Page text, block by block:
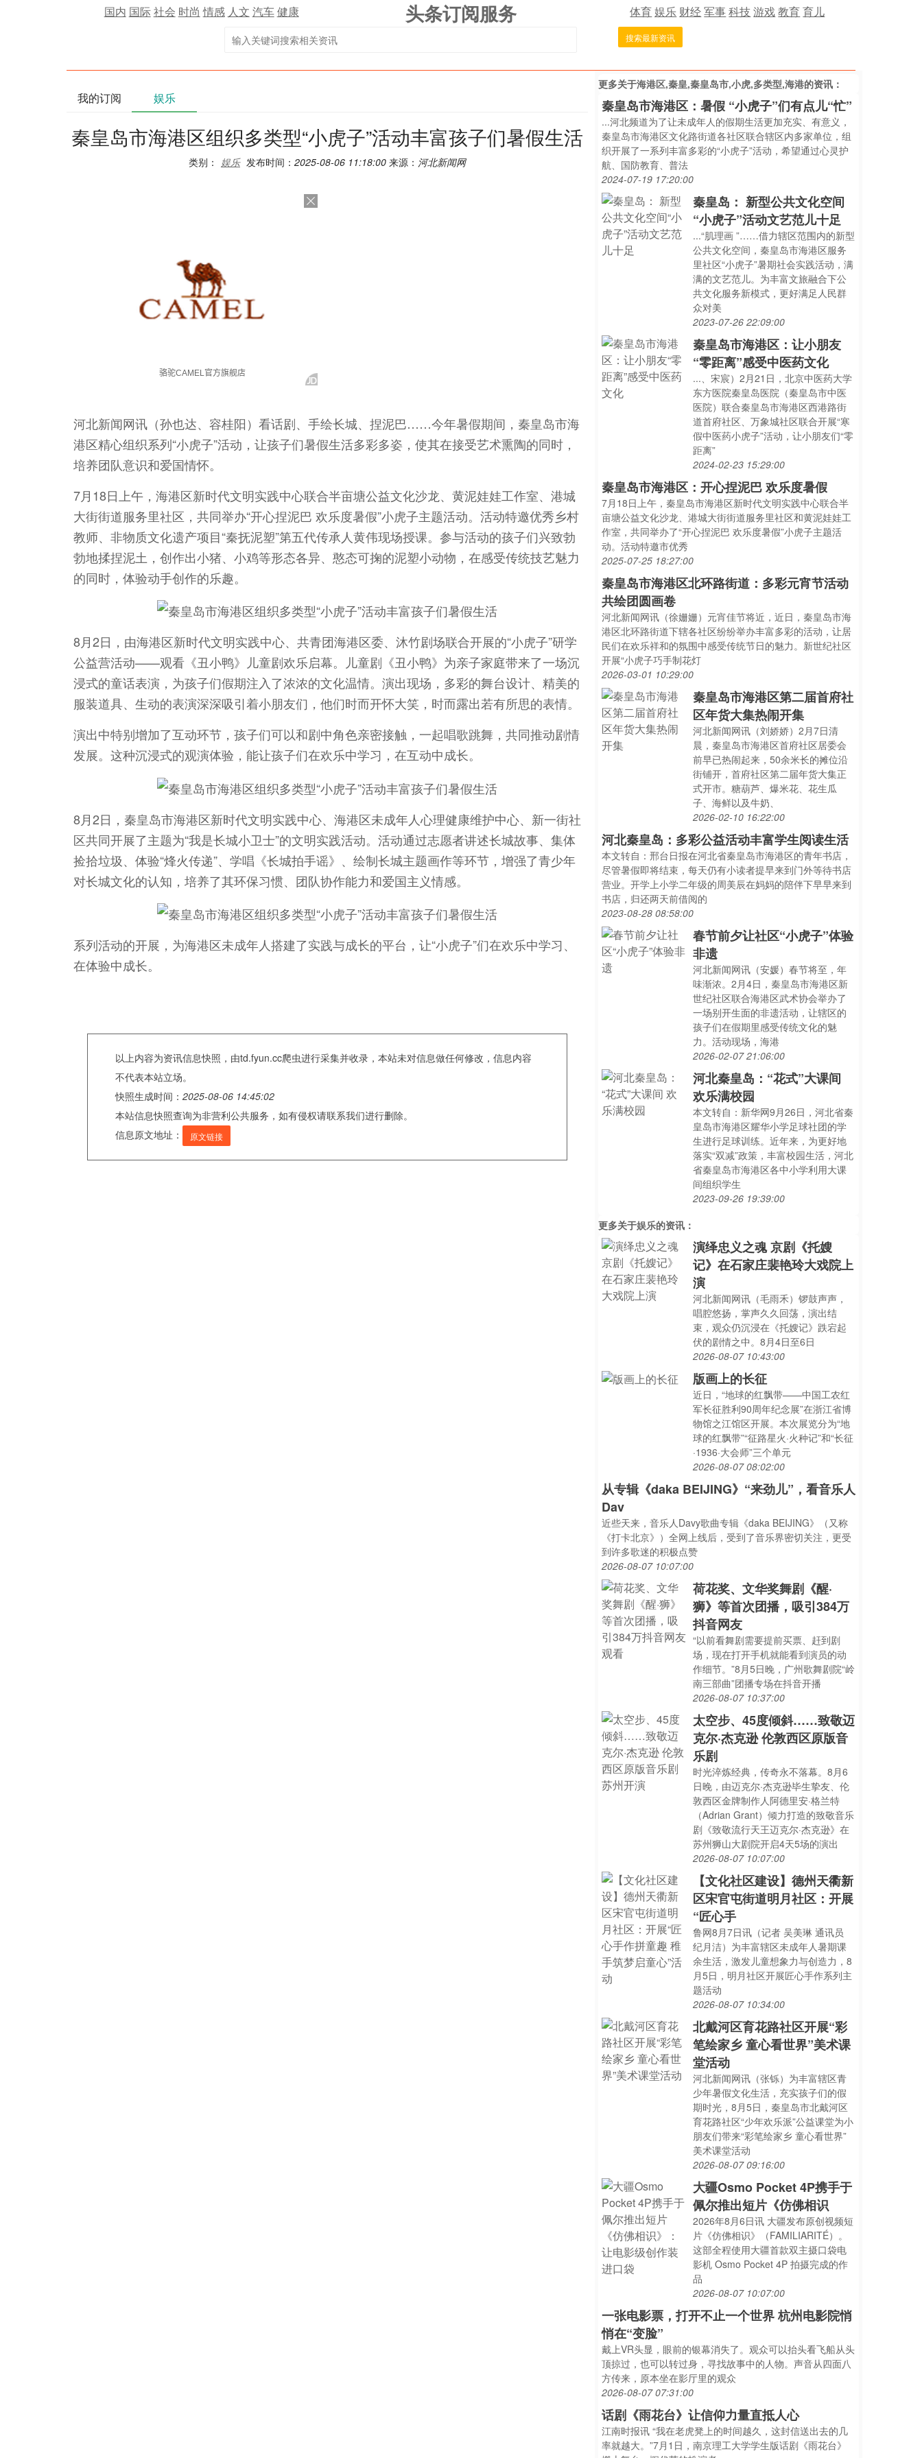
国内 国际社会 时尚 情感 人文 汽车健康 头条订阅服务 体育娱乐 财经军事科技游戏教育育儿
搜索最新资讯
我的订阅 娱乐
秦皇岛市海港区组织多类型“小虎子”活动丰富孩子们暑假生活
类别： 娱乐 发布时间： 2025-08-06 11:18:00 来源： 河北新闻网
河北新闻网讯（孙也达、容桂阳）看话剧、手绘长城、捏泥巴……今年暑假期间，秦皇岛市海
港区精心组织系列“小虎子”活动，让孩子们暑假生活多彩多姿，使其在接受艺术熏陶的同时，
培养团队意识和爱国情怀。
7月18日上午，海港区新时代文明实践中心联合半亩塘公益文化沙龙、黄泥娃娃工作室、港城
大街街道服务里社区，共同举办“开心捏泥巴 欢乐度暑假”小虎子主题活动。活动特邀优秀乡村
教师、非物质文化遗产项目“秦抚泥塑”第五代传承人黄伟现场授课。参与活动的孩子们兴致勃
勃地揉捏泥土，创作出小猪、小鸡等形态各异、憨态可掬的泥塑小动物，在感受传统技艺魅力
的同时，体验动手创作的乐趣。
8月2日，由海港区新时代文明实践中心、共青团海港区委、沐竹剧场联合开展的“小虎子”研学
公益营活动——观看《丑小鸭》儿童剧欢乐启幕。儿童剧《丑小鸭》为亲子家庭带来了一场沉
浸式的童话表演，为孩子们假期注入了浓浓的文化温情。演出现场，多彩的舞台设计、精美的
服装道具、生动的表演深深吸引着小朋友们，他们时而开怀大笑，时而露出若有所思的表情。
演出中特别增加了互动环节，孩子们可以和剧中角色亲密接触，一起唱歌跳舞，共同推动剧情
发展。这种沉浸式的观演体验，能让孩子们在欢乐中学习，在互动中成长。
8月2日，秦皇岛市海港区新时代文明实践中心、海港区未成年人心理健康维护中心、新一街社
区共同开展了主题为“我是长城小卫士”的文明实践活动。活动通过志愿者讲述长城故事、集体
捡拾垃圾、体验“烽火传递”、学唱《长城拍手谣》、绘制长城主题画作等环节，增强了青少年
对长城文化的认知，培养了其环保习惯、团队协作能力和爱国主义情感。
系列活动的开展，为海港区未成年人搭建了实践与成长的平台，让“小虎子”们在欢乐中学习、
在体验中成长。
以上内容为资讯信息快照，由td.fyun.cc爬虫进行采集并收录，本站未对信息做任何修改，信息内容
不代表本站立场。
快照生成时间： 2025-08-06 14:45:02
本站信息快照查询为非营利公共服务，如有侵权请联系我们进行删除。
信息原文地址：
原文链接
更多关于海港区,秦皇,秦皇岛市,小虎,多类型,海港的资讯：
秦皇岛市海港区：暑假 “小虎子”们有点儿“忙”
...河北频道为了让未成年人的假期生活更加充实、有意义，
秦皇岛市海港区文化路街道各社区联合辖区内多家单位，组
织开展了一系列丰富多彩的“小虎子”活动，希望通过心灵护
航、国防教育、普法
2024-07-19 17:20:00
秦皇岛： 新型公共文化空间
“小虎子”活动文艺范儿十足
...“肌理画 ”……借力辖区范围内的新型
公共文化空间，秦皇岛市海港区服务
里社区“小虎子”暑期社会实践活动，满
满的文艺范儿。为丰富文旅融合下公
共文化服务新模式，更好满足人民群
众对美
2023-07-26 22:09:00
秦皇岛市海港区：让小朋友
“零距离”感受中医药文化
...、宋宸）2月21日，北京中医药大学
东方医院秦皇岛医院（秦皇岛市中医
医院）联合秦皇岛市海港区西港路街
道首府社区、万象城社区联合开展“寒
假中医药小虎子”活动，让小朋友们“零
距离”
2024-02-23 15:29:00
秦皇岛市海港区：开心捏泥巴 欢乐度暑假
7月18日上午，秦皇岛市海港区新时代文明实践中心联合半
亩塘公益文化沙龙、港城大街街道服务里社区和黄泥娃娃工
作室，共同举办了“开心捏泥巴 欢乐度暑假”小虎子主题活
动。活动特邀市优秀
2025-07-25 18:27:00
秦皇岛市海港区北环路街道：多彩元宵节活动
共绘团圆画卷
河北新闻网讯（徐姗姗）元宵佳节将近，近日，秦皇岛市海
港区北环路街道下辖各社区纷纷举办丰富多彩的活动，让居
民们在欢乐祥和的氛围中感受传统节日的魅力。新世纪社区
开展“小虎子巧手制花灯
2026-03-01 10:29:00
秦皇岛市海港区第二届首府社
区年货大集热闹开集
河北新闻网讯（刘娇娇）2月7日清
晨，秦皇岛市海港区首府社区居委会
前早已热闹起来，50余米长的摊位沿
街铺开，首府社区第二届年货大集正
式开市。糖葫芦、爆米花、花生瓜
子、海鲜以及牛奶、
2026-02-10 16:22:00
河北秦皇岛：多彩公益活动丰富学生阅读生活
本文转自：邢台日报在河北省秦皇岛市海港区的青年书店，
尽管暑假即将结束，每天仍有小读者提早来到门外等待书店
营业。开学上小学二年级的周美辰在妈妈的陪伴下早早来到
书店，归还两天前借阅的
2023-08-28 08:58:00
春节前夕让社区“小虎子”体验
非遗
河北新闻网讯（安媛）春节将至，年
味渐浓。2月4日，秦皇岛市海港区新
世纪社区联合海港区武术协会举办了
一场别开生面的非遗活动，让辖区的
孩子们在假期里感受传统文化的魅
力。活动现场，海港
2026-02-07 21:06:00
河北秦皇岛：“花式”大课间
欢乐满校园
本文转自：新华网9月26日，河北省秦
皇岛市海港区耀华小学足球社团的学
生进行足球训练。近年来，为更好地
落实“双减”政策，丰富校园生活，河北
省秦皇岛市海港区各中小学利用大课
间组织学生
2023-09-26 19:39:00
更多关于娱乐的资讯：
演绎忠义之魂 京剧《托嫂
记》在石家庄裴艳玲大戏院上
演
河北新闻网讯（毛雨禾）锣鼓声声，
唱腔悠扬，掌声久久回荡，演出结
束，观众仍沉浸在《托嫂记》跌宕起
伏的剧情之中。8月4日至6日
2026-08-07 10:43:00
版画上的长征
近日，“地球的红飘带——中国工农红
军长征胜利90周年纪念展”在浙江省博
物馆之江馆区开展。本次展览分为“地
球的红飘带”“征路星火·火种记”和“长征
·1936·大会师”三个单元
2026-08-07 08:02:00
从专辑《daka BEIJING》“来劲儿”，看音乐人
Dav
近些天来，音乐人Davy歌曲专辑《daka BEIJING》（又称
《打卡北京》）全网上线后，受到了音乐界密切关注，更受
到许多歌迷的积极点赞
2026-08-07 10:07:00
荷花奖、文华奖舞剧《醒·
狮》等首次团播，吸引384万
抖音网友
“以前看舞剧需要提前买票、赶到剧
场，现在打开手机就能看到演员的动
作细节。”8月5日晚，广州歌舞剧院“岭
南三部曲”团播专场在抖音开播
2026-08-07 10:37:00
太空步、45度倾斜……致敬迈
克尔·杰克逊 伦敦西区原版音
乐剧
时光淬炼经典，传奇永不落幕。8月6
日晚，由迈克尔·杰克逊毕生挚友、伦
敦西区金牌制作人阿德里安·格兰特
（Adrian Grant）倾力打造的致敬音乐
剧《致敬流行天王迈克尔·杰克逊》在
苏州狮山大剧院开启4天5场的演出
2026-08-07 10:07:00
【文化社区建设】德州天衢新
区宋官屯街道明月社区：开展
“匠心手
鲁网8月7日讯（记者 吴美琳 通讯员
纪月洁）为丰富辖区未成年人暑期课
余生活，激发儿童想象力与创造力，8
月5日，明月社区开展匠心手作系列主
题活动
2026-08-07 10:34:00
北戴河区育花路社区开展“彩
笔绘家乡 童心看世界”美术课
堂活动
河北新闻网讯（张铄）为丰富辖区青
少年暑假文化生活，充实孩子们的假
期时光，8月5日，秦皇岛市北戴河区
育花路社区“少年欢乐派”公益课堂为小
朋友们带来“彩笔绘家乡 童心看世界”
美术课堂活动
2026-08-07 09:16:00
大疆Osmo Pocket 4P携手于
佩尔推出短片《仿佛相识
2026年8月6日讯 大疆发布原创视频短
片《仿佛相识》（FAMILIARITÉ）。
这部全程使用大疆首款双主摄口袋电
影机 Osmo Pocket 4P 拍摄完成的作
品
2026-08-07 10:07:00
一张电影票，打开不止一个世界 杭州电影院悄
悄在“变脸”
戴上VR头显，眼前的银幕消失了。观众可以抬头看飞船从头
顶掠过，也可以转过身，寻找故事中的人物。声音从四面八
方传来，原本坐在影厅里的观众
2026-08-07 07:31:00
话剧《雨花台》让信仰力量直抵人心
江南时报讯 “我在老虎凳上的时间越久，这封信送出去的几
率就越大。”7月1日，南京理工大学学生版话剧《雨花台》